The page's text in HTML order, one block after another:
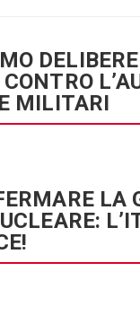
MILITARI
LA